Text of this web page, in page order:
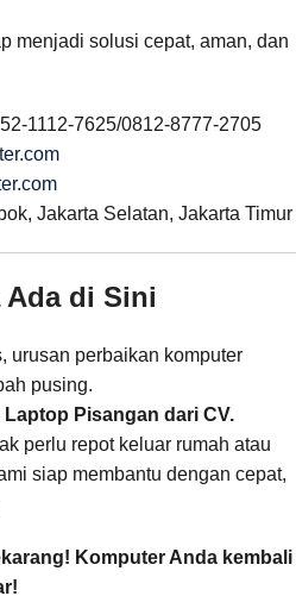
menjadi solusi cepat, aman, dan
1112-7625/0812-8777-2705
Jakarta Selatan, Jakarta Timur
Ada di Sini
urusan perbaikan komputer
pusing.
Laptop Pisangan dari CV.
perlu repot keluar rumah atau
siap membantu dengan cepat,
Komputer Anda kembali